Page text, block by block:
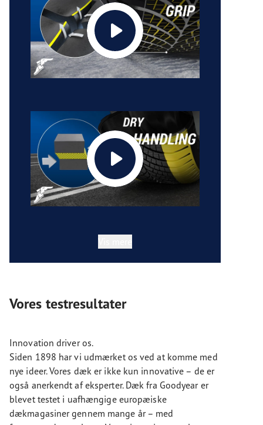
Vores testresultater
Innovation driver os.
Siden 1898 har vi udmærket os ved at komme med
nye ideer. Vores dæk er ikke kun innovative – de er
også anerkendt af eksperter. Dæk fra Goodyear er
blevet testet i uafhængige europæiske
dækmagasiner gennem mange år – med